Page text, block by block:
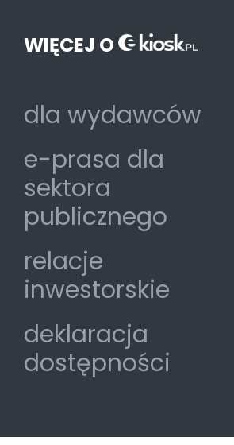
WIĘCEJ O
dla wydawców
e-prasa dla
sektora
publicznego
relacje
inwestorskie
deklaracja
dostępności